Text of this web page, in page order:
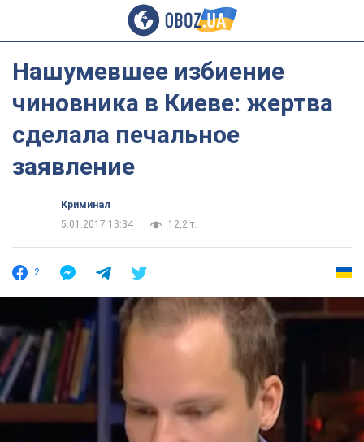
Нашумевшее избиение
чиновника в Киеве: жертва
сделала печальное
заявление
Криминал
5.01.2017 13:34
12,2 т.
2